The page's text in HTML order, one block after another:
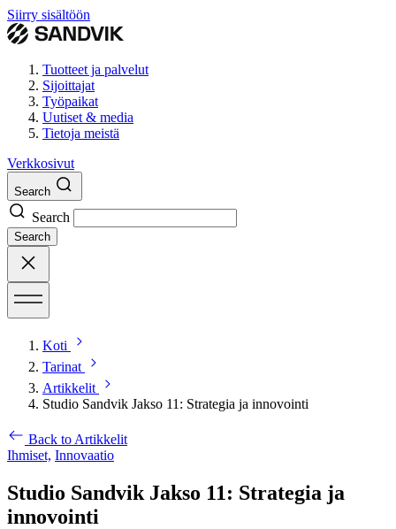
Siirry sisältöön
Tuotteet ja palvelut
Sijoittajat
Työpaikat
Uutiset & media
Tietoja meistä
Verkkosivut
Search
Search
Search
Koti
Tarinat
Artikkelit
Studio Sandvik Jakso 11: Strategia ja innovointi
Back to Artikkelit
Ihmiset, Innovaatio
Studio Sandvik Jakso 11: Strategia ja
innovointi